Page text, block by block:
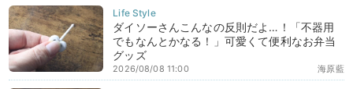
ダイソーさんこんなの反則だよ…！「不器用
でもなんとかなる！」可愛くて便利なお弁当
グッズ
海原藍
2026/08/08 11:00